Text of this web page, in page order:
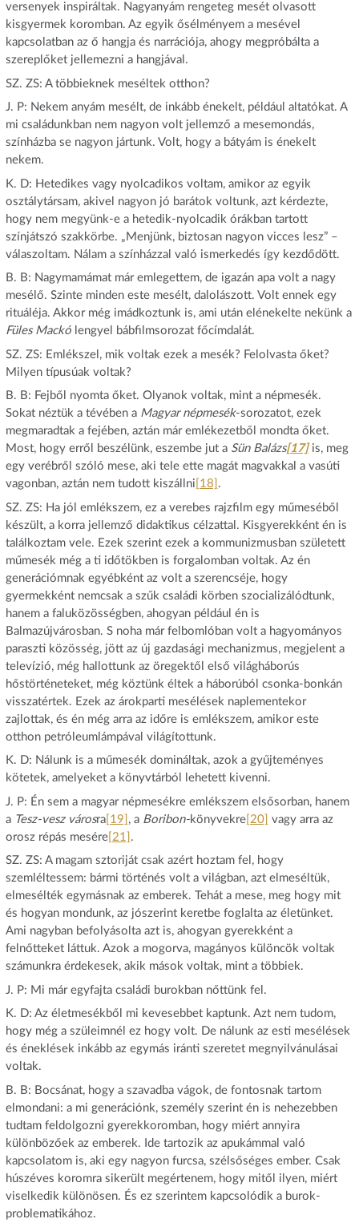
versenyek inspiráltak. Nagyanyám rengeteg mesét olvasott
kisgyermek koromban. Az egyik ősélményem a mesével
kapcsolatban az ő hangja és narrációja, ahogy megpróbálta a
szereplőket jellemezni a hangjával.
SZ. ZS: A többieknek meséltek otthon?
J. P: Nekem anyám mesélt, de inkább énekelt, például altatókat. A
mi családunkban nem nagyon volt jellemző a mesemondás,
színházba se nagyon jártunk. Volt, hogy a bátyám is énekelt
nekem.
K. D: Hetedikes vagy nyolcadikos voltam, amikor az egyik
osztálytársam, akivel nagyon jó barátok voltunk, azt kérdezte,
hogy nem megyünk-e a hetedik-nyolcadik órákban tartott
színjátszó szakkörbe. „Menjünk, biztosan nagyon vicces lesz” –
válaszoltam. Nálam a színházzal való ismerkedés így kezdődött.
B. B: Nagymamámat már emlegettem, de igazán apa volt a nagy
mesélő. Szinte minden este mesélt, dalolászott. Volt ennek egy
rituáléja. Akkor még imádkoztunk is, ami után elénekelte nekünk a
Füles Mackó lengyel bábfilmsorozat főcímdalát.
SZ. ZS: Emlékszel, mik voltak ezek a mesék? Felolvasta őket?
Milyen típusúak voltak?
B. B: Fejből nyomta őket. Olyanok voltak, mint a népmesék.
Sokat néztük a tévében a Magyar népmesék-sorozatot, ezek
megmaradtak a fejében, aztán már emlékezetből mondta őket.
Most, hogy erről beszélünk, eszembe jut a Sün Balázs[17]is, meg
egy verébről szóló mese, aki tele ette magát magvakkal a vasúti
vagonban, aztán nem tudott kiszállni [18] .
SZ. ZS: Ha jól emlékszem, ez a verebes rajzfilm egy műmeséből
készült, a korra jellemző didaktikus célzattal. Kisgyerekként én is
találkoztam vele. Ezek szerint ezek a kommunizmusban született
műmesék még a ti időtökben is forgalomban voltak. Az én
generációmnak egyébként az volt a szerencséje, hogy
gyermekként nemcsak a szűk családi körben szocializálódtunk,
hanem a faluközösségben, ahogyan például én is
Balmazújvárosban. S noha már felbomlóban volt a hagyományos
paraszti közösség, jött az új gazdasági mechanizmus, megjelent a
televízió, még hallottunk az öregektől első világháborús
hőstörténeteket, még köztünk éltek a háborúból csonka-bonkán
visszatértek. Ezek az árokparti mesélések naplementekor
zajlottak, és én még arra az időre is emlékszem, amikor este
otthon petróleumlámpával világítottunk.
K. D: Nálunk is a műmesék domináltak, azok a gyűjteményes
kötetek, amelyeket a könyvtárból lehetett kivenni.
J. P: Én sem a magyar népmesékre emlékszem elsősorban, hanem
a Tesz-vesz városra[19] , a Boribon-könyvekre[20] vagy arra az
orosz répás mesére[21] .
SZ. ZS: A magam sztoriját csak azért hoztam fel, hogy
szemléltessem: bármi történés volt a világban, azt elmeséltük,
elmesélték egymásnak az emberek. Tehát a mese, meg hogy mit
és hogyan mondunk, az jószerint keretbe foglalta az életünket.
Ami nagyban befolyásolta azt is, ahogyan gyerekként a
felnőtteket láttuk. Azok a mogorva, magányos különcök voltak
számunkra érdekesek, akik mások voltak, mint a többiek.
J. P: Mi már egyfajta családi burokban nőttünk fel.
K. D: Az életmesékből mi kevesebbet kaptunk. Azt nem tudom,
hogy még a szüleimnél ez hogy volt. De nálunk az esti mesélések
és éneklések inkább az egymás iránti szeretet megnyilvánulásai
voltak.
B. B: Bocsánat, hogy a szavadba vágok, de fontosnak tartom
elmondani: a mi generációnk, személy szerint én is nehezebben
tudtam feldolgozni gyerekkoromban, hogy miért annyira
különbözőek az emberek. Ide tartozik az apukámmal való
kapcsolatom is, aki egy nagyon furcsa, szélsőséges ember. Csak
húszéves koromra sikerült megértenem, hogy mitől ilyen, miért
viselkedik különösen. És ez szerintem kapcsolódik a burok-
problematikához.